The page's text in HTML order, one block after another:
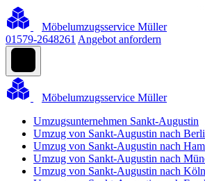
Möbelumzugsservice Müller
01579-2648261 Angebot anfordern
Möbelumzugsservice Müller
Umzugsunternehmen Sankt-Augustin
Umzug von Sankt-Augustin nach
Umzug von Sankt-Augustin nach
Umzug von Sankt-Augustin nach
Umzug von Sankt-Augustin nach Köln